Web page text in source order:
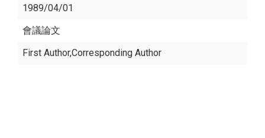
1989/04/01
會議論文
First Author,Corresponding Author